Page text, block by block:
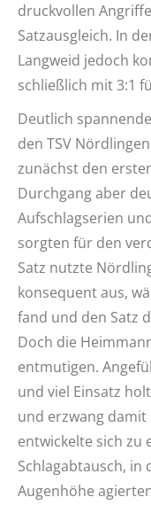
druckvollen
Satzausgleich. In
Langweid jedoch
schließlich mit 3:1
Deutlich
den TSV
zunächst den
Durchgang aber
Aufschlagserien
sorgten für den
Satz nutzte
konsequent aus,
fand und den Satz
Doch die
entmutigen.
und viel Einsatz
und erzwang damit
entwickelte sich zu
Schlagabtausch, in
Augenhöhe